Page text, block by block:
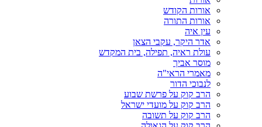
אורות הקודש
אורות התורה
עין איה
אדר היקר, עקבי הצאן
עולת ראיה, תפילה, בית המקדש
מוסר אביך
מאמרי הראי"ה
לנבוכי הדור
הרב קוק על פרשת שבוע
הרב קוק על מועדי ישראל
הרב קוק על תשובה